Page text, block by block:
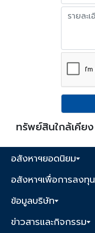
ทรัพย์สินใกล้เคียง
อสังหาฯยอดนิยม
อสังหาฯเพื่อการลงทุน
ข้อมูลบริษัท
ข่าวสารและกิจกรรม